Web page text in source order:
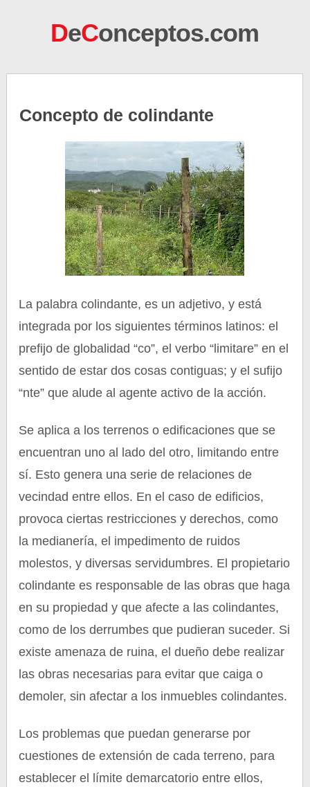
DeConceptos.com
Concepto de colindante
La palabra colindante, es un adjetivo, y está
integrada por los siguientes términos latinos: el
prefijo de globalidad “co”, el verbo “limitare” en el
sentido de estar dos cosas contiguas; y el sufijo
“nte” que alude al agente activo de la acción.
Se aplica a los terrenos o edificaciones que se
encuentran uno al lado del otro, limitando entre
sí. Esto genera una serie de relaciones de
vecindad entre ellos. En el caso de edificios,
provoca ciertas restricciones y derechos, como
la medianería, el impedimento de ruidos
molestos, y diversas servidumbres. El propietario
colindante es responsable de las obras que haga
en su propiedad y que afecte a las colindantes,
como de los derrumbes que pudieran suceder. Si
existe amenaza de ruina, el dueño debe realizar
las obras necesarias para evitar que caiga o
demoler, sin afectar a los inmuebles colindantes.
Los problemas que puedan generarse por
cuestiones de extensión de cada terreno, para
establecer el límite demarcatorio entre ellos,